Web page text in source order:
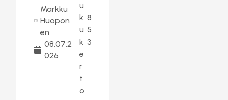
Markku
Huopon
en
08.07.2
026
u
k
u
k
e
r
t
o
8
5
3